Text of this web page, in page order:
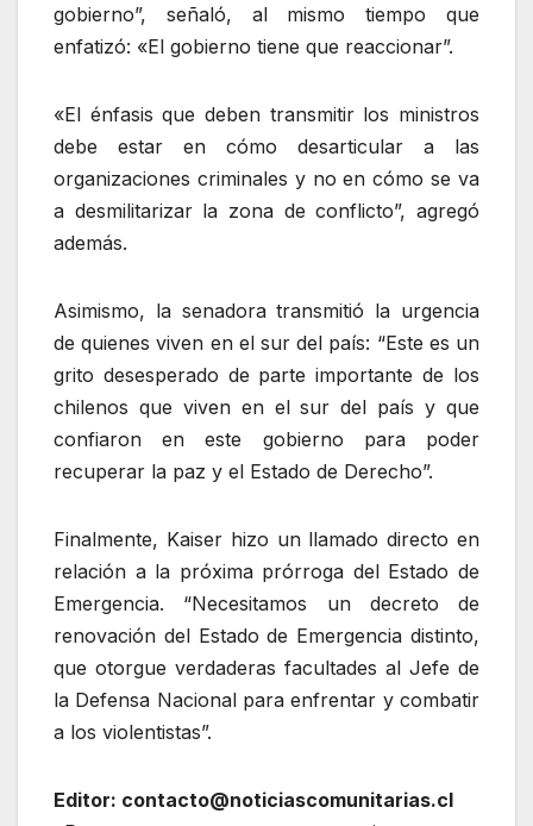
gobierno”, señaló, al mismo tiempo que
enfatizó: «El gobierno tiene que reaccionar”.
«El énfasis que deben transmitir los ministros
debe estar en cómo desarticular a las
organizaciones criminales y no en cómo se va
a desmilitarizar la zona de conflicto”, agregó
además.
Asimismo, la senadora transmitió la urgencia
de quienes viven en el sur del país: “Este es un
grito desesperado de parte importante de los
chilenos que viven en el sur del país y que
confiaron en este gobierno para poder
recuperar la paz y el Estado de Derecho”.
Finalmente, Kaiser hizo un llamado directo en
relación a la próxima prórroga del Estado de
Emergencia. “Necesitamos un decreto de
renovación del Estado de Emergencia distinto,
que otorgue verdaderas facultades al Jefe de
la Defensa Nacional para enfrentar y combatir
a los violentistas”.
Editor: contacto@noticiascomunitarias.cl